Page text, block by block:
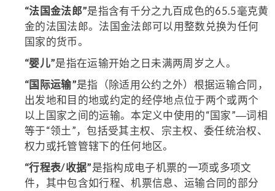
“法国金法郎”是指含有千分之九百成色的65.5毫克黄
金的法国法郎。法国金法郎可以用整数兑换为任何
国家的货币。
“婴儿”是指在运输开始之日未满两周岁之人。
“国际运输”是指（除适用公约之外）根据运输合同，
出发地和目的地或约定的经停地点位于两个或两个
以上国家之间的运输。本定义中使用的“国家”―词相
等于“领土”，包括受其主权、宗主权、委任统治权、
权力或托管管辖下的任何地区。
“行程表/收据”是指构成电子机票的一项或多项文
件，其中包含如行程、机票信息、运输合同的部分